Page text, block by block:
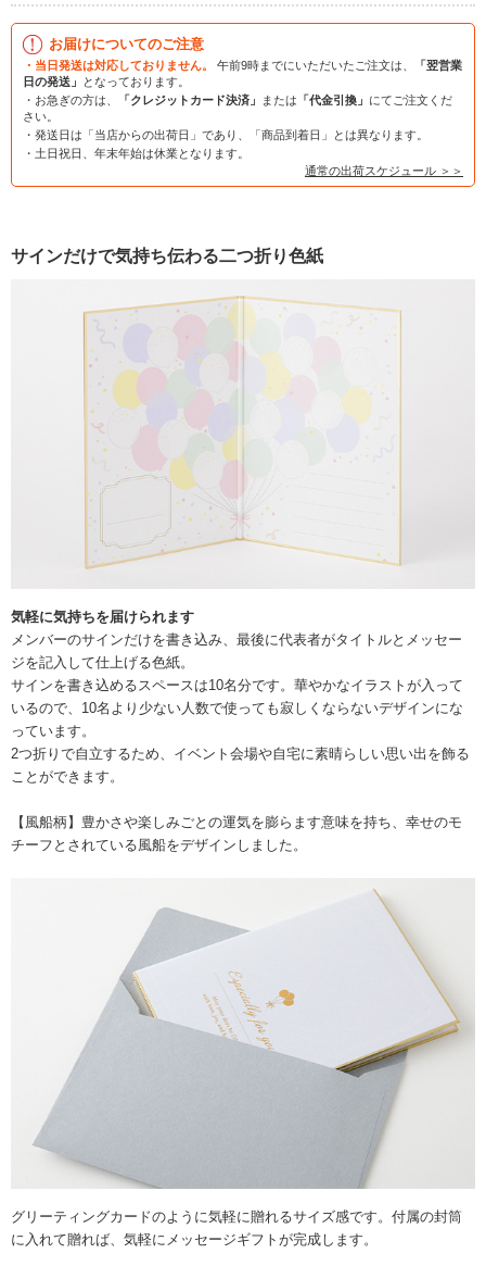
お届けについてのご注意
・当日発送は対応しておりません。 午前9時までにいただいたご注文は、
「翌営業
日の発送」
となっております。
・お急ぎの方は、
「クレジットカード決済」 または 「代金引換」 にてご注文くだ
さい。
・発送日は「当店からの出荷日」であり、「商品到着日」とは異なります。
・土日祝日、年末年始は休業となります。
通常の出荷スケジュール ＞＞
サインだけで気持ち伝わる二つ折り色紙
気軽に気持ちを届けられます
メンバーのサインだけを書き込み、最後に代表者がタイトルとメッセー
ジを記入して仕上げる色紙。
サインを書き込めるスペースは10名分です。華やかなイラストが入って
いるので、10名より少ない人数で使っても寂しくならないデザインにな
っています。
2つ折りで自立するため、イベント会場や自宅に素晴らしい思い出を飾る
ことができます。
【風船柄】豊かさや楽しみごとの運気を膨らます意味を持ち、幸せのモ
チーフとされている風船をデザインしました。
グリーティングカードのように気軽に贈れるサイズ感です。付属の封筒
に入れて贈れば、気軽にメッセージギフトが完成します。